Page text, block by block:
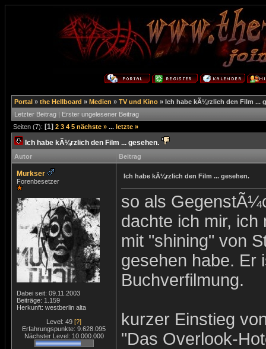
Portal » the Hellboard » Medien » TV und Kino » Ich habe kÃ¼rzlich den Film ...
Letzter Beitrag | Erster ungelesener Beitrag
Seiten (7): [1] 2 3 4 5 nächste » ... letzte »
Ich habe kÃ¼rzlich den Film ... gesehen.
Autor Beitrag
Murkser
Forenbesetzer
Dabei seit: 09.11.2003
Beiträge: 1.159
Herkunft: westberlin alta
Level: 49 [?]
Erfahrungspunkte: 9.628.095
Nächster Level: 10.000.000
Ich habe kÃ¼rzlich den Film ... gesehen.
so als
dachte ich mir,
mit "shining" von
gesehen habe. Er
Buchverfilmung.
kurzer Einstieg
"Das Overlook-